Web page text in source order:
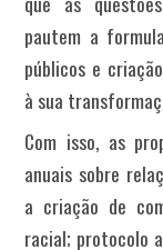
pautem a
públicos e
à sua
Com isso, as
anuais sobre
a criação de
racial; protocolo